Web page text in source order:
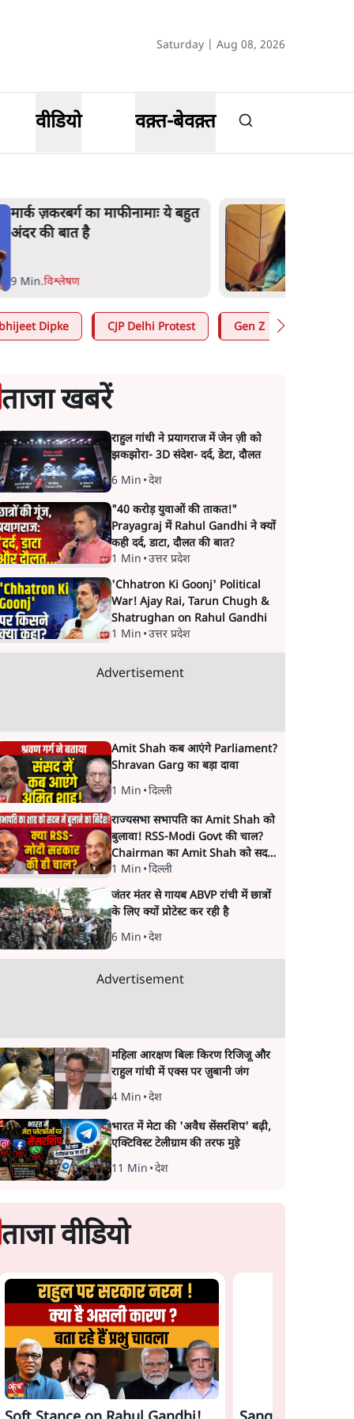
Saturday | Aug 08, 2026
वीडियो वक़्त-बेवक़्त
मार्क ज़करबर्ग का माफीनामाः ये बहुत
अंदर की बात है
9 Min.विश्लेषण
Dipke CJP Delhi Protest Gen Z
ताजा खबरें
राहुल गांधी ने प्रयागराज में जेन ज़ी को
झकझोरा- 3D संदेश- दर्द, डेटा, दौलत
6 Min •देश
"40 करोड़ युवाओं की ताकत!"
Prayagraj में Rahul Gandhi ने क्यों
कही दर्द, डाटा, दौलत की बात?
1 Min •उत्तर प्रदेश
'Chhatron Ki Goonj' Political
War! Ajay Rai, Tarun Chugh &
Shatrughan on Rahul Gandhi
1 Min •उत्तर प्रदेश
Advertisement
Amit Shah कब आएंगे Parliament?
Shravan Garg का बड़ा दावा
1 Min •दिल्ली
राज्यसभा सभापति का Amit Shah को
बुलावा! RSS-Modi Govt की चाल?
Chairman का Amit Shah को सदन
में बयान देने का संकेत क्यों? Senior
journalist Vinod Agnihotri ने इसे
Modi Government और RSS की
संभावित strategy से जोड़कर बड़ा
सवाल उठाया है।
1 Min •दिल्ली
जंतर मंतर से गायब ABVP रांची में छात्रों
के लिए क्यों प्रोटेस्ट कर रही है
6 Min •देश
Advertisement
महिला आरक्षण बिलः किरण रिजिजू और
राहुल गांधी में एक्स पर ज़ुबानी जंग
4 Min •देश
भारत में मेटा की 'अवैध सेंसरशिप' बढ़ी,
एक्टिविस्ट टेलीग्राम की तरफ मुड़े
11 Min •देश
ताजा वीडियो